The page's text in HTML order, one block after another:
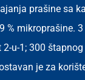
prašine sa
% mikroprašine.
u-1; 300
je za